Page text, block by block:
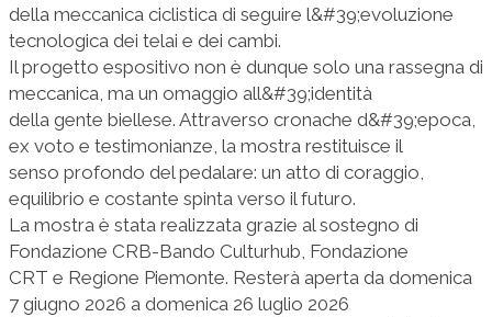
della meccanica ciclistica di seguire l&#39;evoluzione
tecnologica dei telai e dei cambi.
Il progetto espositivo non è dunque solo una rassegna di
meccanica, ma un omaggio all&#39;identità
della gente biellese. Attraverso cronache d&#39;epoca,
ex voto e testimonianze, la mostra restituisce il
senso profondo del pedalare: un atto di coraggio,
equilibrio e costante spinta verso il futuro.
La mostra è stata realizzata grazie al sostegno di
Fondazione CRB-Bando Culturhub, Fondazione
CRT e Regione Piemonte. Resterà aperta da domenica
7 giugno 2026 a domenica 26 luglio 2026